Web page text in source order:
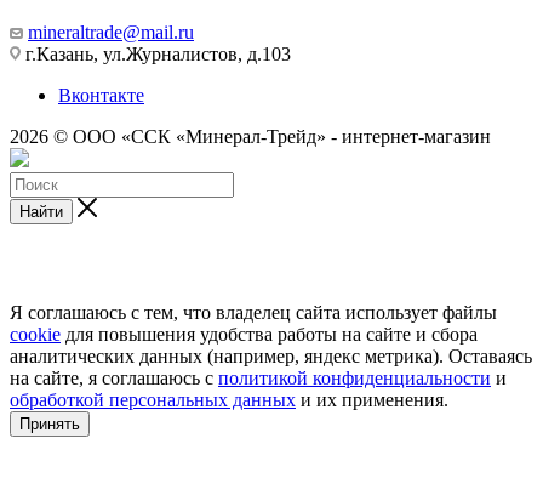
mineraltrade@mail.ru
г.Казань, ул.Журналистов, д.103
Вконтакте
2026 © ООО «ССК «Минерал-Трейд» - интернет-магазин
Найти
Я соглашаюсь с тем, что владелец сайта использует файлы
cookie для повышения удобства работы на сайте и сбора
аналитических данных (например, яндекс метрика). Оставаясь
на сайте, я соглашаюсь с политикой конфиденциальности и
обработкой персональных данных и их применения.
Принять